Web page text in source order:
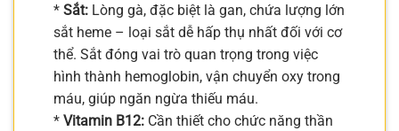
* Sắt: Lòng gà, đặc biệt là gan, chứa lượng lớn
sắt heme – loại sắt dễ hấp thụ nhất đối với cơ
thể. Sắt đóng vai trò quan trọng trong việc
hình thành hemoglobin, vận chuyển oxy trong
máu, giúp ngăn ngừa thiếu máu.
* Vitamin B12: Cần thiết cho chức năng thần